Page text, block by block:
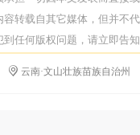
容转载自其它媒体，但并不
到任何版权问题，请立即告
云南·文山壮族苗族自治州